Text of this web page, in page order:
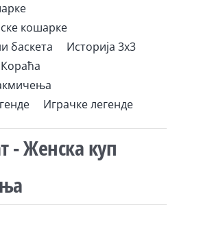
кошарке
баскета
Историја 3x3
Играчке легенде
- Женска куп